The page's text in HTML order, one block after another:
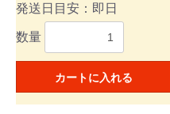
発送日目安：即日
数量
カートに入れる